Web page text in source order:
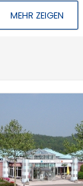
MEHR ZEIGEN